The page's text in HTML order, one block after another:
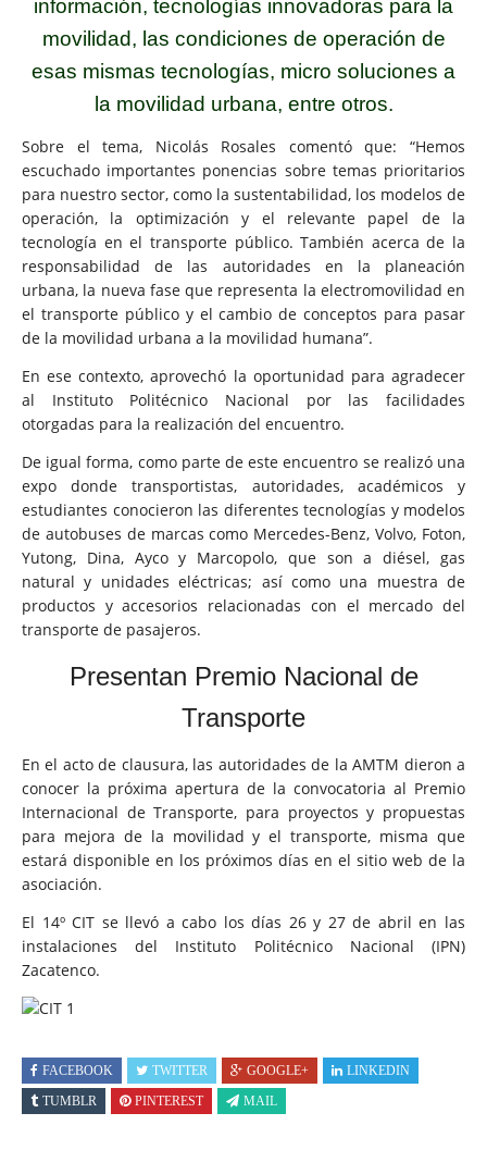
información, tecnologías innovadoras para la
movilidad, las condiciones de operación de
esas mismas tecnologías, micro soluciones a
la movilidad urbana, entre otros.
Sobre el tema, Nicolás Rosales comentó que: “Hemos
escuchado importantes ponencias sobre temas prioritarios
para nuestro sector, como la sustentabilidad, los modelos de
operación, la optimización y el relevante papel de la
tecnología en el transporte público. También acerca de la
responsabilidad de las autoridades en la planeación
urbana, la nueva fase que representa la electromovilidad en
el transporte público y el cambio de conceptos para pasar
de la movilidad urbana a la movilidad humana”.
En ese contexto, aprovechó la oportunidad para agradecer
al Instituto Politécnico Nacional por las facilidades
otorgadas para la realización del encuentro.
De igual forma, como parte de este encuentro se realizó una
expo donde transportistas, autoridades, académicos y
estudiantes conocieron las diferentes tecnologías y modelos
de autobuses de marcas como Mercedes-Benz, Volvo, Foton,
Yutong, Dina, Ayco y Marcopolo, que son a diésel, gas
natural y unidades eléctricas; así como una muestra de
productos y accesorios relacionadas con el mercado del
transporte de pasajeros.
Presentan Premio Nacional de
Transporte
En el acto de clausura, las autoridades de la AMTM dieron a
conocer la próxima apertura de la convocatoria al Premio
Internacional de Transporte, para proyectos y propuestas
para mejora de la movilidad y el transporte, misma que
estará disponible en los próximos días en el sitio web de la
asociación.
El 14º CIT se llevó a cabo los días 26 y 27 de abril en las
instalaciones del Instituto Politécnico Nacional (IPN)
Zacatenco.
FACEBOOK TWITTER GOOGLE+
LINKEDIN
TUMBLR
PINTEREST MAIL